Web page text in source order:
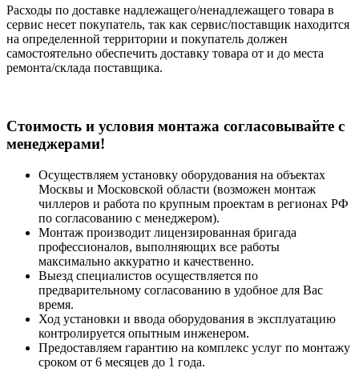
Расходы по доставке надлежащего/ненадлежащего товара в
сервис несет покупатель, так как сервис/поставщик находится
на определенной территории и покупатель должен
самостоятельно обеспечить доставку товара от и до места
ремонта/склада поставщика.
Cтоимость и условия монтажа согласовывайте с
менеджерами!
Осуществляем установку оборудования на объектах
Москвы и Московской области (возможен монтаж
чиллеров и работа по крупным проектам в регионах РФ
по согласованию с менеджером).
Монтаж производит лицензированная бригада
профессионалов, выполняющих все работы
максимально аккуратно и качественно.
Выезд специалистов осуществляется по
предварительному согласованию в удобное для Вас
время.
Ход установки и ввода оборудования в эксплуатацию
контролируется опытным инженером.
Предоставляем гарантию на комплекс услуг по монтажу
сроком от 6 месяцев до 1 года.